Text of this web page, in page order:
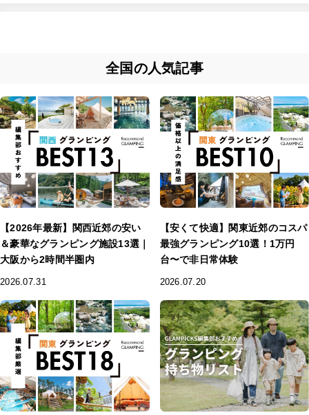
全国の人気記事
【2026年最新】関西近郊の安い
＆豪華なグランピング施設13選｜
大阪から2時間半圏内
2026.07.31
【安くて快適】関東近郊のコスパ
最強グランピング10選！1万円
台〜で非日常体験
2026.07.20